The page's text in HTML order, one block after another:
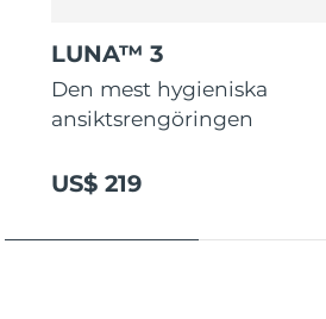
LUNA™ 3
Den mest hygieniska
ansiktsrengöringen
US$ 219